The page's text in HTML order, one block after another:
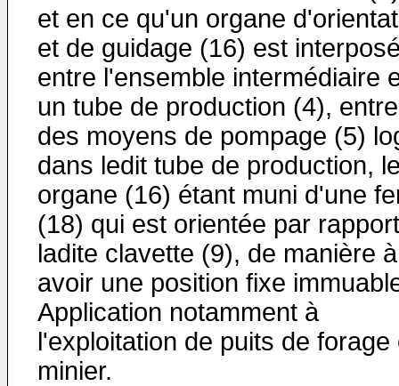
et en ce qu'un organe
et de guidage (16) est
entre l'ensemble intermédiaire
un tube de production (4), entre
des moyens de pompage (5)
dans ledit tube de production,
organe (16) étant muni d'une
(18) qui est orientée par
ladite clavette (9), de manière à
avoir une position fixe
Application notamment à
l'exploitation de puits de forage
minier.